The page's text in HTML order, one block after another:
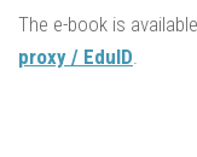
The e-book is
proxy / EduID